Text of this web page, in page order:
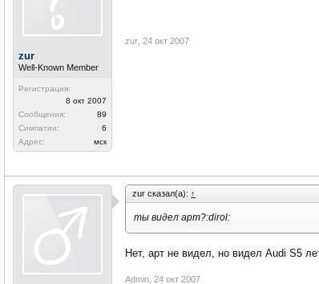
zur
Well-Known Member
Регистрация:
8 окт 2007
Сообщения:
89
Симпатии:
6
Адрес:
мск
zur 24 окт 2007
zur сказал(а): ↑
ты видел арт?:dirol:
Нет, арт не видел, но видел Audi S5
Admin 24 окт 2007